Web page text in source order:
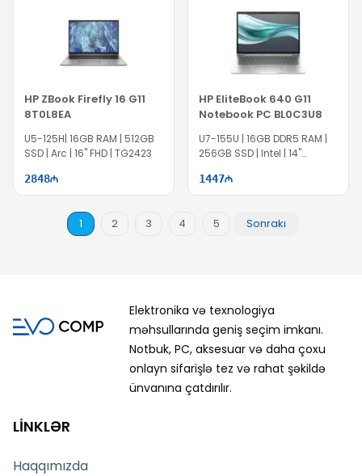
HP ZBook Firefly 16 G11
8T0L8EA
U5-125H| 16GB RAM | 512GB
SSD | Arc | 16" FHD | TG2423
2848
HP EliteBook 640 G11
Notebook PC BL0C3U8
U7-155U | 16GB DDR5 RAM |
256GB SSD | Intel | 14"
1447
1 2 3 4 5 Sonrakı
Elektronika və texnologiya
məhsullarında geniş seçim imkanı.
Notbuk, PC, aksesuar və daha çoxu
onlayn sifarişlə tez və rahat şəkildə
ünvanına çatdırılır.
LİNKLƏR
Haqqımızda